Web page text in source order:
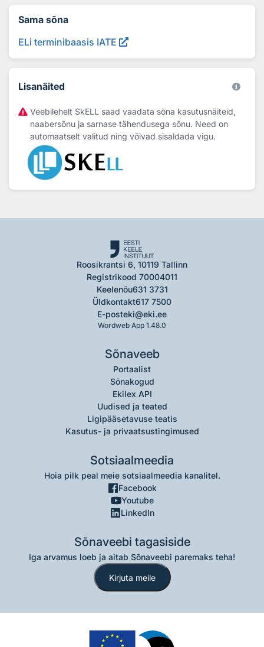
Sama sõna
ELi terminibaasis IATE
Lisanäited
Veebilehelt SkELL saad vaadata sõna kasutusnäiteid,
naabersõnu ja sarnase tähendusega sõnu. Need on
automaatselt valitud ning võivad sisaldada vigu.
Roosikrantsi 6, 10119 Tallinn
Registrikood 70004011
Keelenõu631 3731
Üldkontakt617 7500
E-posteki@eki.ee
Wordweb App 1.48.0
Sõnaveeb
Portaalist
Sõnakogud
Ekilex API
Uudised ja teated
Ligipääsetavuse teatis
Kasutus- ja privaatsustingimused
Sotsiaalmeedia
Hoia pilk peal meie sotsiaalmeedia kanalitel.
Facebook
Youtube
LinkedIn
Sõnaveebi tagasiside
Iga arvamus loeb ja aitab Sõnaveebi paremaks teha!
Kirjuta meile